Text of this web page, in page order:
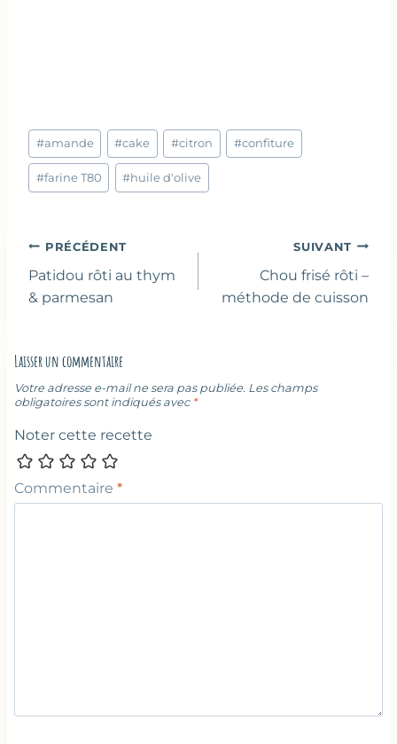
Étiquettes
de
la
#amande #cake #citron #confiture
#farine T80 #huile d'olive
Navigation
de
l’article
PRÉCÉDENT
Patidou rôti au thym
& parmesan
SUIVANT
Chou frisé rôti –
méthode de cuisson
Laisser un commentaire
Votre adresse e-mail ne sera pas publiée. Les champs
obligatoires sont indiqués avec *
Noter cette recette
Commentaire *